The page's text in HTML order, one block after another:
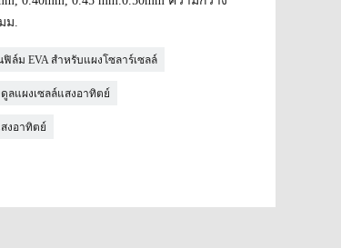
ม.
ฟิล์ม EVA สำหรับแผงโซลาร์เซลล์
ลแผงเซลล์แสงอาทิตย์
งอาทิตย์